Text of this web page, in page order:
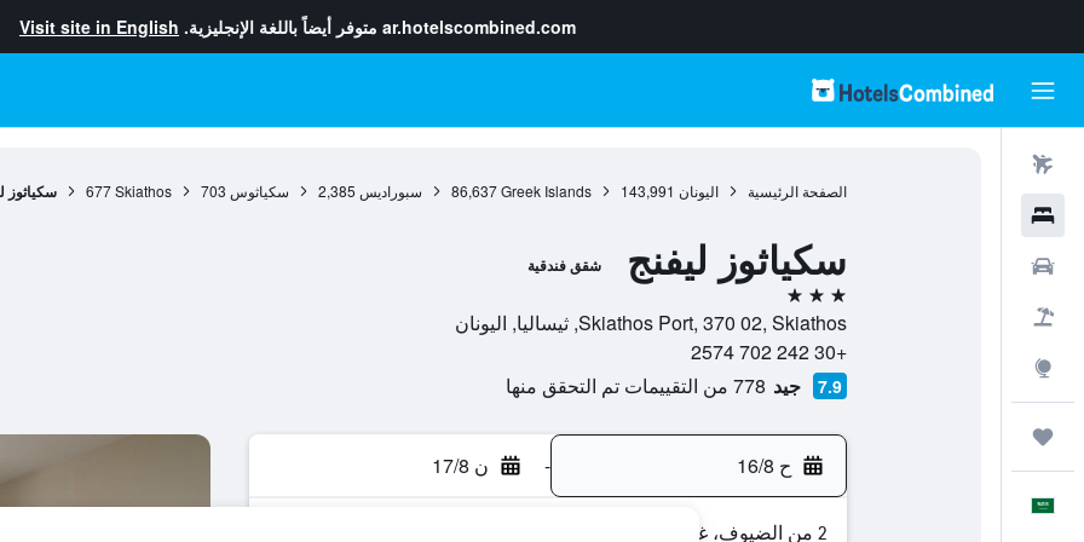
ar.hotelscombined.com متوفر أيضاً باللغة الإنجليزية. Visit site in English
الصفحة الرئيسية اليونان 143,991
Greek Islands
86,637 سبوراديس 2,385 سكياثوس 703
Skiathos
677 سكياثوز
سكياثوز ليفنج شقق فندقية
3 نجوم
Skiathos Port, 370 02, Skiathos, ثيساليا, اليونان
+30 242 702 2574
7.9 جيد 778 من التقييمات تم التحقق منها
ح 16/8 - ن 17/8
2 من الضيوف، غرفة واحدة